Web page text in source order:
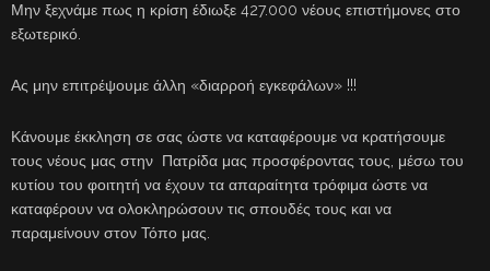
Μην ξεχνάμε πως η κρίση έδιωξε 427.000 νέους επιστήμονες στο
εξωτερικό.
Ας μην επιτρέψουμε άλλη «διαρροή εγκεφάλων» !!!
Κάνουμε έκκληση σε σας ώστε να καταφέρουμε να κρατήσουμε
τους νέους μας στην Πατρίδα μας προσφέροντας τους, μέσω του
κυτίου του φοιτητή να έχουν τα απαραίτητα τρόφιμα ώστε να
καταφέρουν να ολοκληρώσουν τις σπουδές τους και να
παραμείνουν στον Τόπο μας.